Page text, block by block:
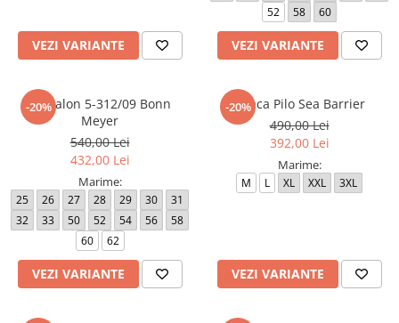
Trench
Salopete dama
Hanorace
VEZI VARIANTE
52
58 60
VEZI VARIANTE
-20%
Pantalon 5-312/09 Bonn
Meyer
540,00 Lei
432,00 Lei
Marime:
25 26 27 28 29 30
31
32
33 50 52 54 56
58
60
62
VEZI VARIANTE
-20%
Geaca Pilo Sea Barrier
490,00 Lei
392,00 Lei
Marime:
M L XL XXL 3XL
VEZI VARIANTE